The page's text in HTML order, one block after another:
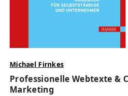
Michael Firnkes
Professionelle Webtexte &
Marketing